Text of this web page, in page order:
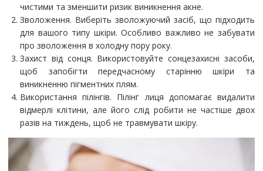
чистими та зменшити ризик виникнення акне.
Зволоження. Виберіть зволожуючий засіб, що підходить
для вашого типу шкіри. Особливо важливо не забувати
про зволоження в холодну пору року.
Захист від сонця. Використовуйте сонцезахисні засоби,
щоб запобігти передчасному старінню шкіри та
виникненню пігментних плям.
Використання пілінгів. Пілінг лиця допомагає видалити
відмерлі клітини, але його слід робити не частіше двох
разів на тиждень, щоб не травмувати шкіру.